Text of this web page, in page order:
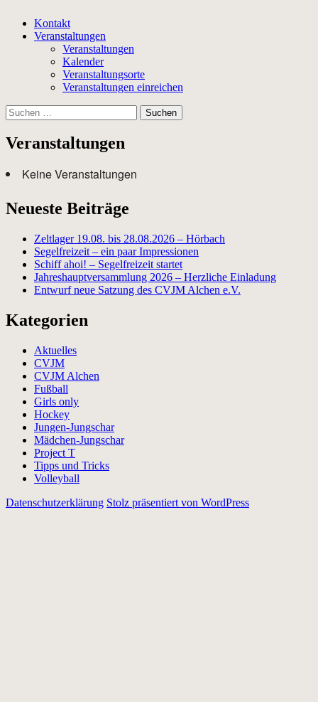
Kontakt
Veranstaltungen
Veranstaltungen
Kalender
Veranstaltungsorte
Veranstaltungen einreichen
Suchen
nach:
Veranstaltungen
Keine Veranstaltungen
Neueste Beiträge
Zeltlager 19.08. bis 28.08.2026 – Hörbach
Segelfreizeit – ein paar Impressionen
Schiff ahoi! – Segelfreizeit startet
Jahreshauptversammlung 2026 – Herzliche Einladung
Entwurf neue Satzung des CVJM Alchen e.V.
Kategorien
Aktuelles
CVJM
CVJM Alchen
Fußball
Girls only
Hockey
Jungen-Jungschar
Mädchen-Jungschar
Project T
Tipps und Tricks
Volleyball
Datenschutzerklärung Stolz präsentiert von WordPress